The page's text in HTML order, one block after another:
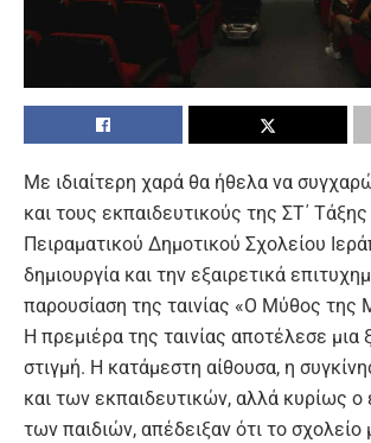
Με ιδιαίτερη χαρά θα ήθελα να
και τους εκπαιδευτικούς της ΣΤ΄
Πειραματικού Δημοτικού Σχολείου
δημιουργία και την εξαιρετικά
παρουσίαση της ταινίας «Ο Μύθος της
Η πρεμιέρα της ταινίας αποτέλεσε μια
στιγμή. Η κατάμεστη αίθουσα, η
και των εκπαιδευτικών, αλλά κυρίως ο
των παιδιών, απέδειξαν ότι το σχολείο